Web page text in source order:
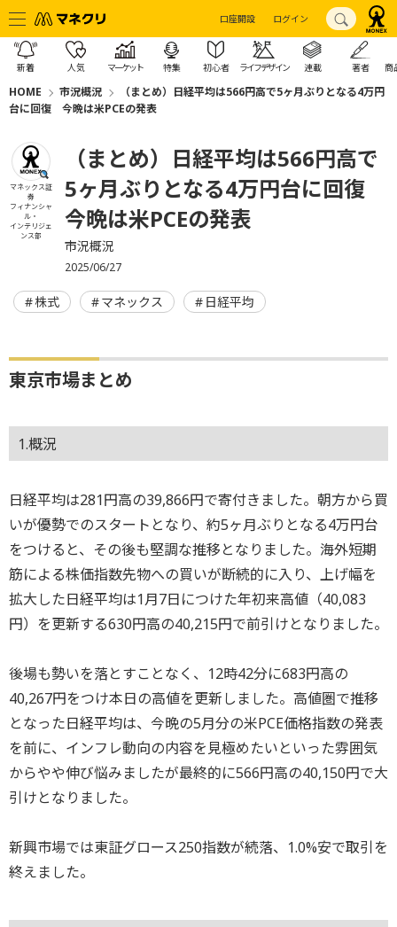
口座開設 ログイン
新着 人気 マーケット 特集 初心者 ライフデザイン 連載 著者 商
HOME 市況概況
（まとめ）日経平均は566円高で5ヶ月ぶりとなる4万円
台に回復 今晩は米PCEの発表
マネックス証
券
フィナンシャ
ル・
インテリジェ
ンス部
（まとめ）日経平均は566円高で
5ヶ月ぶりとなる4万円台に回復
今晩は米PCEの発表
市況概況
2025/06/27
株式 マネックス 日経平均
東京市場まとめ
1.概況
日経平均は281円高の39,866円で寄付きました。朝方から買
いが優勢でのスタートとなり、約5ヶ月ぶりとなる4万円台
をつけると、その後も堅調な推移となりました。海外短期
筋による株価指数先物への買いが断続的に入り、上げ幅を
拡大した日経平均は1月7日につけた年初来高値（40,083
円）を更新する630円高の40,215円で前引けとなりました。
後場も勢いを落とすことなく、12時42分に683円高の
40,267円をつけ本日の高値を更新しました。高値圏で推移
となった日経平均は、今晩の5月分の米PCE価格指数の発表
を前に、インフレ動向の内容を見極めたいといった雰囲気
からやや伸び悩みましたが最終的に566円高の40,150円で大
引けとなりました。
新興市場では東証グロース250指数が続落、1.0%安で取引を
終えました。